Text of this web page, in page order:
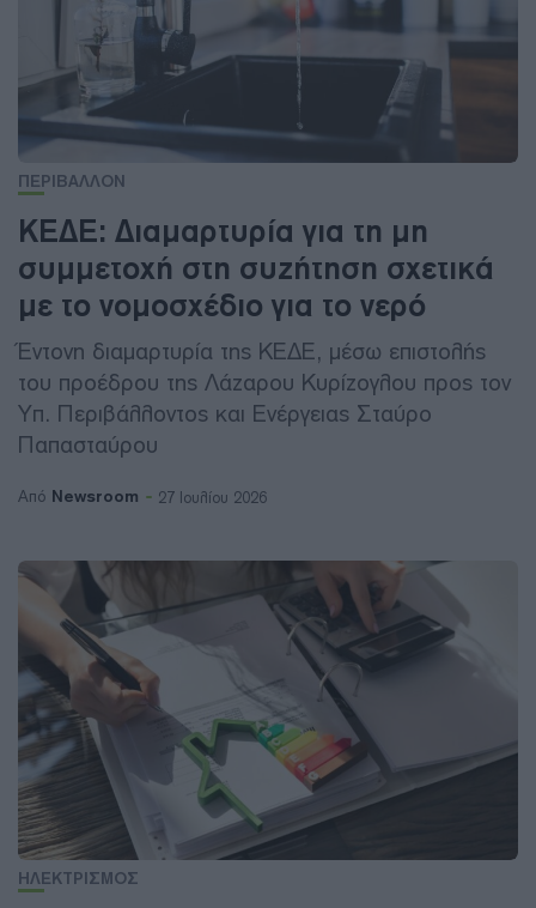
ΠΕΡΙΒΑΛΛΟΝ
ΚΕΔΕ: Διαμαρτυρία για τη μη
συμμετοχή στη συζήτηση σχετικά
με το νομοσχέδιο για το νερό
Έντονη διαμαρτυρία της ΚΕΔΕ, μέσω επιστολής
του προέδρου της Λάζαρου Κυρίζογλου προς τον
Υπ. Περιβάλλοντος και Ενέργειας Σταύρο
Παπασταύρου
Από Newsroom 27 Ιουλίου 2026
ΗΛΕΚΤΡΙΣΜΟΣ